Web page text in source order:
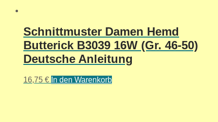
Schnittmuster Damen Hemd
Butterick B3039 16W (Gr. 46-50)
Deutsche Anleitung
16,75 € In den Warenkorb